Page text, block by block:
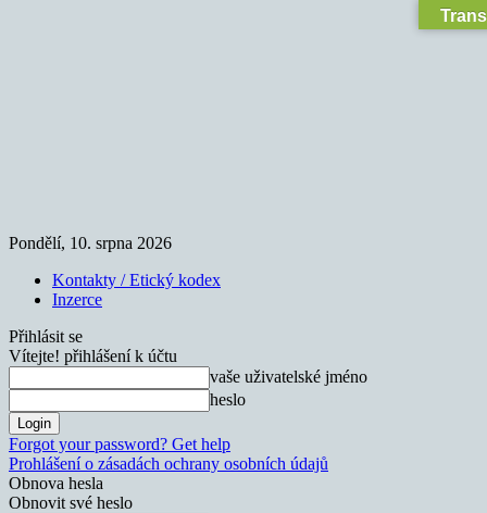
Pondělí, 10. srpna 2026
Kontakty / Etický kodex
Inzerce
Přihlásit se
Vítejte! přihlášení k účtu
vaše uživatelské jméno
heslo
Forgot your password? Get help
Prohlášení o zásadách ochrany osobních údajů
Obnova hesla
Obnovit své heslo